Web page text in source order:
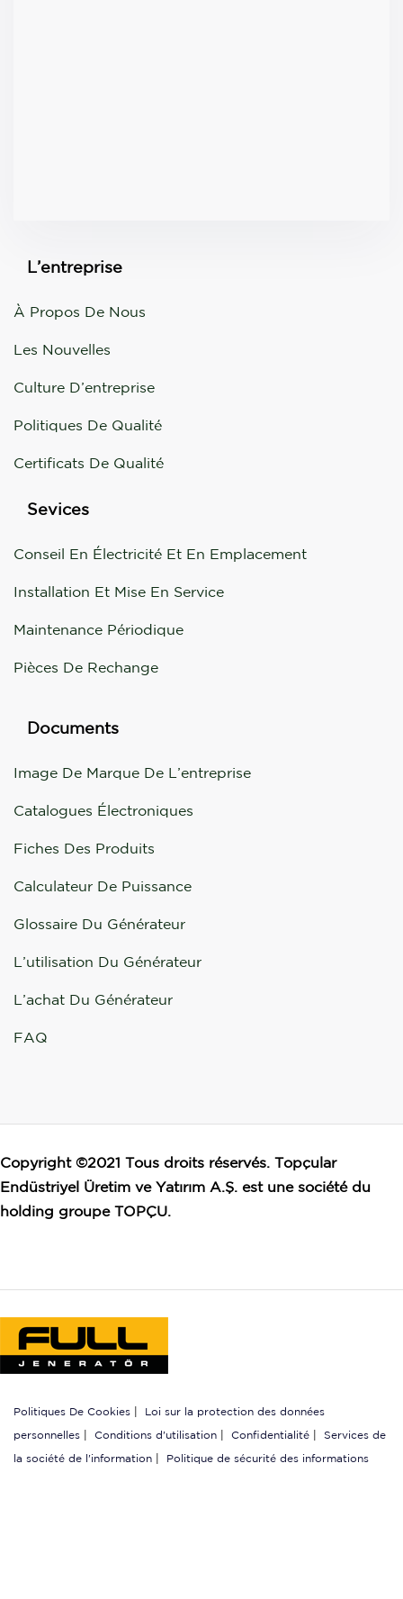
L’entreprise
À Propos De Nous
Les Nouvelles
Culture D’entreprise
Politiques De Qualité
Certificats De Qualité
Sevices
Conseil En Électricité Et En Emplacement
Installation Et Mise En Service
Maintenance Périodique
Pièces De Rechange
Documents
Image De Marque De L’entreprise
Catalogues Électroniques
Fiches Des Produits
Calculateur De Puissance
Glossaire Du Générateur
L’utilisation Du Générateur
L’achat Du Générateur
FAQ
Copyright ©2021 Tous droits réservés. Topçular
Endüstriyel Üretim ve Yatırım A.Ş. est une société du
holding groupe TOPÇU.
Politiques De Cookies Loi sur la protection des données
personnelles Conditions d'utilisation Confidentialité Services de
la société de l'information Politique de sécurité des informations